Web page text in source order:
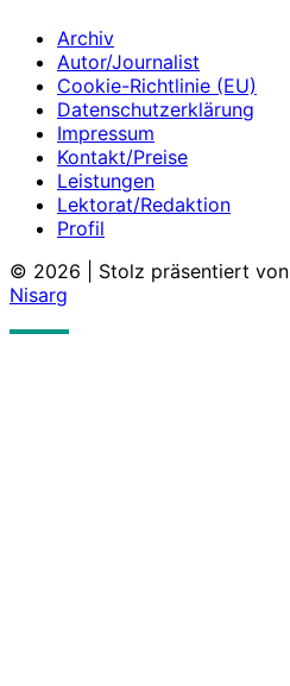
Archiv
Autor/Journalist
Cookie-Richtlinie (EU)
Datenschutzerklärung
Impressum
Kontakt/Preise
Leistungen
Lektorat/Redaktion
Profil
© 2026
Stolz präsentiert von
Nisarg